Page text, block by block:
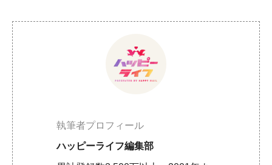
執筆者プロフィール
ハッピーライフ編集部